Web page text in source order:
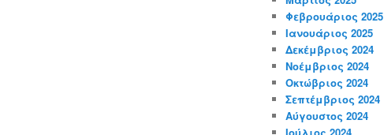
Φεβρουάριος 2025
Ιανουάριος 2025
Δεκέμβριος 2024
Νοέμβριος 2024
Οκτώβριος 2024
Σεπτέμβριος 2024
Αύγουστος 2024